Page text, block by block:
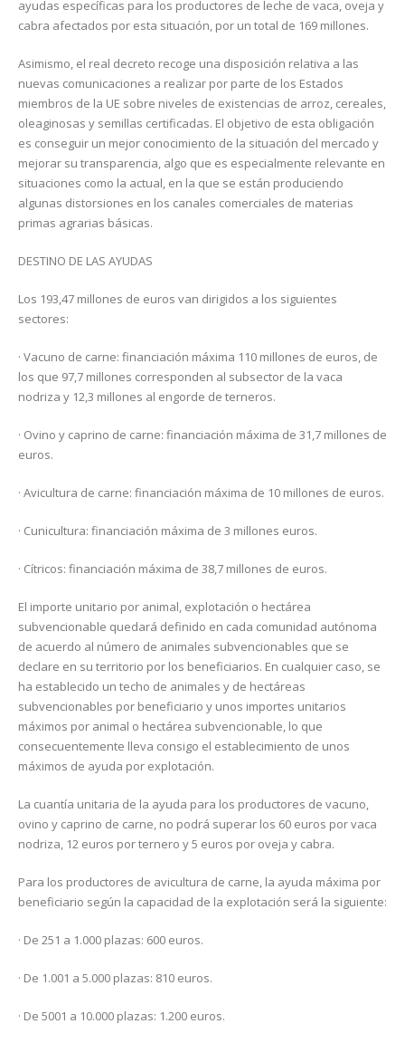
ayudas específicas para los productores de leche de vaca, oveja y
cabra afectados por esta situación, por un total de 169 millones.
Asimismo, el real decreto recoge una disposición relativa a las
nuevas comunicaciones a realizar por parte de los Estados
miembros de la UE sobre niveles de existencias de arroz, cereales,
oleaginosas y semillas certificadas. El objetivo de esta obligación
es conseguir un mejor conocimiento de la situación del mercado y
mejorar su transparencia, algo que es especialmente relevante en
situaciones como la actual, en la que se están produciendo
algunas distorsiones en los canales comerciales de materias
primas agrarias básicas.
DESTINO DE LAS AYUDAS
Los 193,47 millones de euros van dirigidos a los siguientes
sectores:
· Vacuno de carne: financiación máxima 110 millones de euros, de
los que 97,7 millones corresponden al subsector de la vaca
nodriza y 12,3 millones al engorde de terneros.
· Ovino y caprino de carne: financiación máxima de 31,7 millones de
euros.
· Avicultura de carne: financiación máxima de 10 millones de euros.
· Cunicultura: financiación máxima de 3 millones euros.
· Cítricos: financiación máxima de 38,7 millones de euros.
El importe unitario por animal, explotación o hectárea
subvencionable quedará definido en cada comunidad autónoma
de acuerdo al número de animales subvencionables que se
declare en su territorio por los beneficiarios. En cualquier caso, se
ha establecido un techo de animales y de hectáreas
subvencionables por beneficiario y unos importes unitarios
máximos por animal o hectárea subvencionable, lo que
consecuentemente lleva consigo el establecimiento de unos
máximos de ayuda por explotación.
La cuantía unitaria de la ayuda para los productores de vacuno,
ovino y caprino de carne, no podrá superar los 60 euros por vaca
nodriza, 12 euros por ternero y 5 euros por oveja y cabra.
Para los productores de avicultura de carne, la ayuda máxima por
beneficiario según la capacidad de la explotación será la siguiente:
· De 251 a 1.000 plazas: 600 euros.
· De 1.001 a 5.000 plazas: 810 euros.
· De 5001 a 10.000 plazas: 1.200 euros.